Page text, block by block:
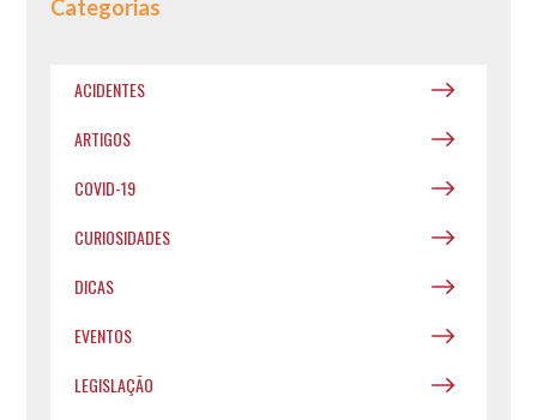
Categorias
ACIDENTES
ARTIGOS
COVID-19
CURIOSIDADES
DICAS
EVENTOS
LEGISLAÇÃO